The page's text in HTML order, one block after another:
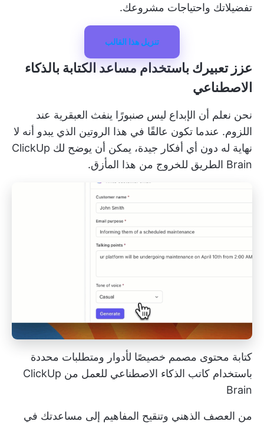
تفضيلاتك واحتياجات مشروعك.
تنزيل هذا القالب
عزز تعبيرك باستخدام مساعد الكتابة بالذكاء
الاصطناعي
نحن نعلم أن الإبداع ليس صنبورًا ينفث العبقرية عند
اللزوم. عندما تكون عالقًا في هذا الروتين الذي يبدو أنه لا
نهاية له دون أي أفكار جيدة، يمكن أن يوضح لك ClickUp
Brain الطريق للخروج من هذا المأزق.
كتابة محتوى مصمم خصيصًا لأدوار ومتطلبات محددة
باستخدام كاتب الذكاء الاصطناعي للعمل من ClickUp
Brain
من العصف الذهني وتنقيح المفاهيم إلى مساعدتك في